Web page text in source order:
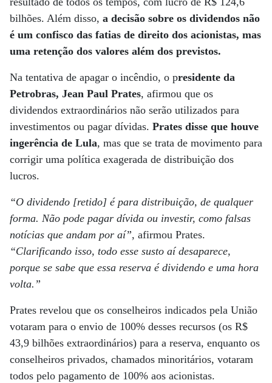
bilhões. Além disso, a decisão sobre os dividendos não
é um confisco das fatias de direito dos acionistas, mas
uma retenção dos valores além dos previstos.
Na tentativa de apagar o incêndio, o presidente da
Petrobras, Jean Paul Prates, afirmou que os
dividendos extraordinários não serão utilizados para
investimentos ou pagar dívidas. Prates disse que houve
ingerência de Lula, mas que se trata de movimento para
corrigir uma política exagerada de distribuição dos
lucros.
“O dividendo [retido] é para distribuição, de qualquer
forma. Não pode pagar dívida ou investir, como falsas
notícias que andam por aí”, afirmou Prates.
“Clarificando isso, todo esse susto aí desaparece,
porque se sabe que essa reserva é dividendo e uma hora
volta.”
Prates revelou que os conselheiros indicados pela União
votaram para o envio de 100% desses recursos (os R$
43,9 bilhões extraordinários) para a reserva, enquanto os
conselheiros privados, chamados minoritários, votaram
todos pelo pagamento de 100% aos acionistas.